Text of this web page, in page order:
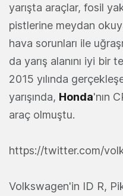
yarışta araçlar, fosil
pistlerine meydan
hava sorunları ile
da yarış alanını iyi bir
2015 yılında
yarışında, Honda'nın
araç olmuştu.
https://twitter.com/
Volkswagen'in ID R,